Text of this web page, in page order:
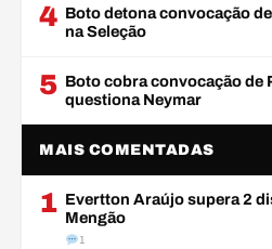
4 Boto detona convocação
na Seleção
5 Boto cobra convocação de
questiona Neymar
MAIS COMENTADAS
1 Evertton Araújo supera 2
Mengão
1